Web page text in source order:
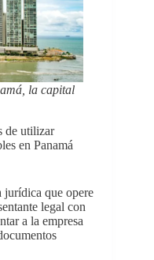
la capital
de utilizar
en Panamá
jurídica que opere
legal con
a la empresa